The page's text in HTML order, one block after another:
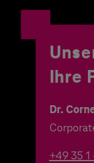
Ihre
Dr.
+49 35